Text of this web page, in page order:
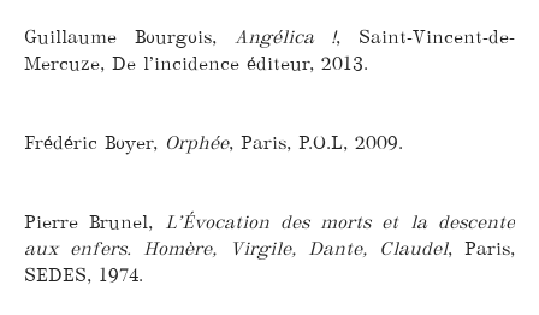
Guillaume Bourgois, Angélica !, Saint-Vincent-de-
Mercuze, De l’incidence éditeur, 2013.
Frédéric Boyer, Orphée, Paris, P.O.L, 2009.
Pierre Brunel,
L’Évocation des morts et la descente
aux enfers. Homère, Virgile, Dante, Claudel, Paris,
SEDES, 1974.